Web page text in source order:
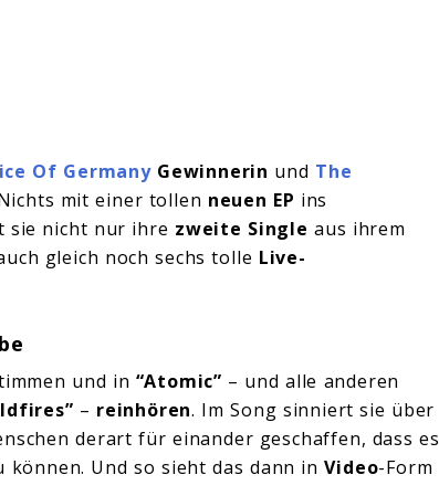
Of GermanyGewinnerin und The
mit einer tollen neuen EP ins
sie nicht nur ihre zweite Single aus ihrem
gleich noch sechs tolle Live-
und in “Atomic” – und alle anderen
– reinhören. Im Song sinniert sie über
derart für einander geschaffen, dass es
Und so sieht das dann inVideo-Form